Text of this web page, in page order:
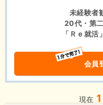
未経験者
20代・第
「Ｒｅ就
会員
現在 1